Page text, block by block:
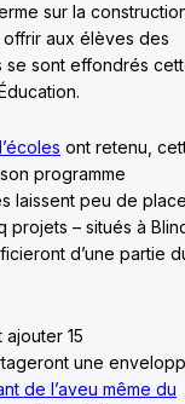
sur la
offrir aux élèves des
se sont effondrés
ont retenu,
programme
laissent peu de
projets – situés à
d’une partie
15
une
de l’aveu même du